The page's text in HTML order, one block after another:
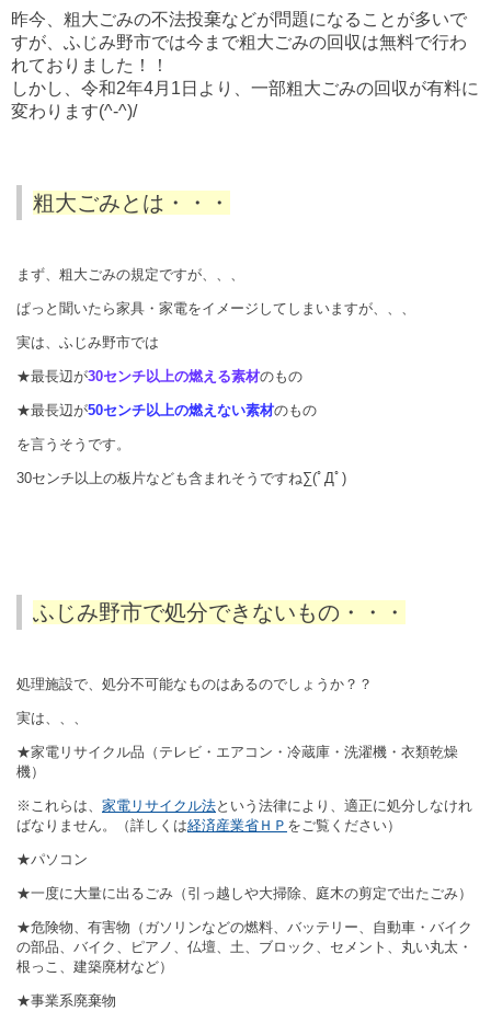
昨今、粗大ごみの不法投棄などが問題になることが多いで
すが、ふじみ野市では今まで粗大ごみの回収は無料で行わ
れておりました！！
しかし、令和2年4月1日より、一部粗大ごみの回収が有料に
変わります(^-^)/
粗大ごみとは・・・
まず、粗大ごみの規定ですが、、、
ぱっと聞いたら家具・家電をイメージしてしまいますが、、、
実は、ふじみ野市では
★最長辺が30センチ以上の燃える素材のもの
★最長辺が50センチ以上の燃えない素材のもの
を言うそうです。
30センチ以上の板片なども含まれそうですね∑(ﾟДﾟ)
ふじみ野市で処分できないもの・・・
処理施設で、処分不可能なものはあるのでしょうか？？
実は、、、
★家電リサイクル品（テレビ・エアコン・冷蔵庫・洗濯機・衣類乾燥
機）
※これらは、 家電リサイクル法という法律により、適正に処分しなけれ
ばなりません。（詳しくは経済産業省ＨＰ をご覧ください）
★パソコン
★一度に大量に出るごみ（引っ越しや大掃除、庭木の剪定で出たごみ）
★危険物、有害物（ガソリンなどの燃料、バッテリー、自動車・バイク
の部品、バイク、ピアノ、仏壇、土、ブロック、セメント、丸い丸太・
根っこ、建築廃材など）
★事業系廃棄物